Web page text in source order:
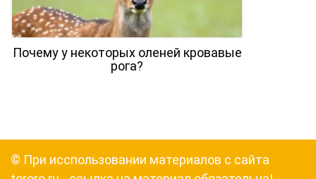
Почему у некоторых оленей кровавые
рога?
© При исспользовании материалов с сайта